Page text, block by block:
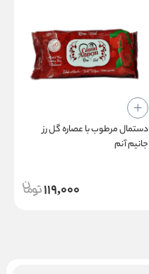
دستمال مرطوب با عصاره گل رز
جانیم آنم
119,000